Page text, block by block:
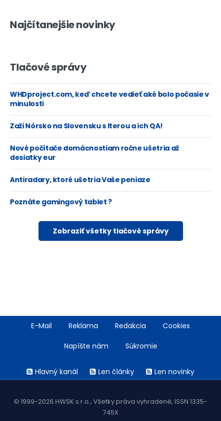
Najčítanejšie novinky
Tlačové správy
WHDproject.com, keď chcete vedieť aké bolo počasie v
minulosti
Zaži Nórsko na Slovensku s Iterou a ich QA!
Nové počítače domácnostiam ročne ušetria až
desiatky eur
Antiradary, ktoré ušetria Vaše peniaze
Poznáte gamingový tablet ?
Zobraziť všetky tlačové správy
FooterE-Mail Reklama Redakcia Cookies
Napíšte nám Súkromie
menuHlavný kanál Len články Len novinky
© 1999-2026 HWSK s.r.o., Všetky práva vyhradené, ISSN 1335-
745X